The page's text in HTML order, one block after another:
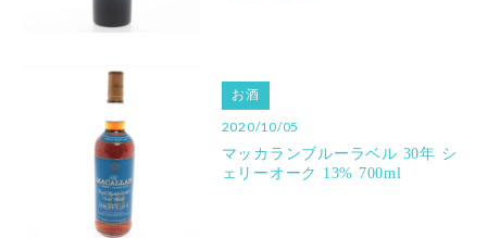
お酒
2020/10/05
マッカランブルーラベル 30年 シ
ェリーオーク 13% 700ml